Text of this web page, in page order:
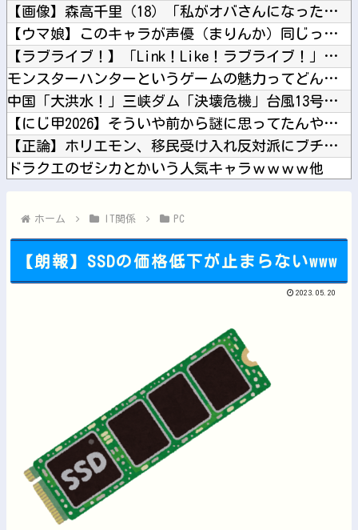
【画像】森高千里（18）「私がオバさんになったらミニスカート...
【ウマ娘】このキャラが声優（まりんか）同じってマジ！？←「ス...
【ラブライブ！】「Link！Like！ラブライブ！」運営チー...
モンスターハンターというゲームの魅力ってどんな部分だと思う？...
中国「大洪水！」三峡ダム「決壊危機」台風13号「三峡直撃確定...
【にじ甲2026】そういや前から謎に思ってたんやがなんでマド...
【正論】ホリエモン、移民受け入れ反対派にブチギレ→スタジオ誰...
ドラクエのゼシカとかいう人気キャラｗｗｗｗ他
Powered by livedoor 相互RSS
ホーム IT関係 PC
【朗報】SSDの価格低下が止まらないwww
2023.05.20